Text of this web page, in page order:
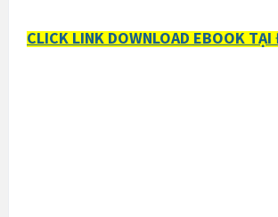
CLICK LINK DOWNLOAD EBOOK TẠI